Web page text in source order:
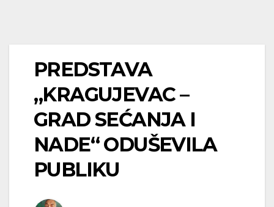
PREDSTAVA
„KRAGUJEVAC –
GRAD SEĆANJA I
NADE“ ODUŠEVILA
PUBLIKU